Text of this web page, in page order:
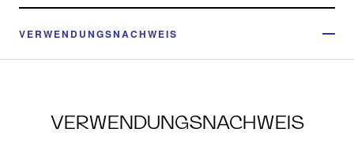
VERWENDUNGSNACHWEIS
VERWENDUNGSNACHWEIS